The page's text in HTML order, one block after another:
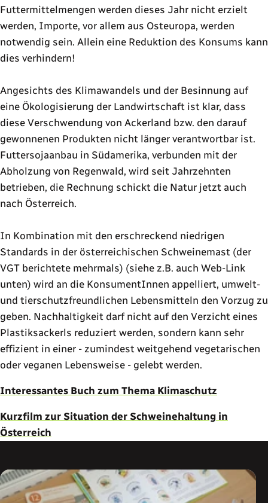
Futtermittelmengen werden dieses Jahr nicht erzielt
werden, Importe, vor allem aus Osteuropa, werden
notwendig sein. Allein eine Reduktion des Konsums kann
dies verhindern!
Angesichts des Klimawandels und der Besinnung auf
eine Ökologisierung der Landwirtschaft ist klar, dass
diese Verschwendung von Ackerland bzw. den darauf
gewonnenen Produkten nicht länger verantwortbar ist.
Futtersojaanbau in Südamerika, verbunden mit der
Abholzung von Regenwald, wird seit Jahrzehnten
betrieben, die Rechnung schickt die Natur jetzt auch
nach Österreich.
In Kombination mit den erschreckend niedrigen
Standards in der österreichischen Schweinemast (der
VGT berichtete mehrmals) (siehe z.B. auch Web-Link
unten) wird an die KonsumentInnen appelliert, umwelt-
und tierschutzfreundlichen Lebensmitteln den Vorzug zu
geben. Nachhaltigkeit darf nicht auf den Verzicht eines
Plastiksackerls reduziert werden, sondern kann sehr
effizient in einer - zumindest weitgehend vegetarischen
oder veganen Lebensweise - gelebt werden.
Interessantes Buch zum Thema Klimaschutz
Kurzfilm zur Situation der Schweinehaltung in
Österreich